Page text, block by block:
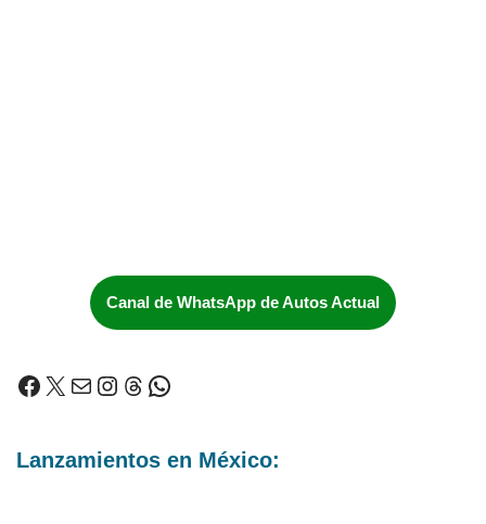
Canal de WhatsApp de Autos Actual
Lanzamientos en México: